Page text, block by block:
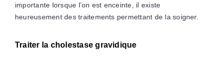
importante lorsque l’on est enceinte, il existe
heureusement des traitements permettant de la soigner.
Traiter la cholestase gravidique